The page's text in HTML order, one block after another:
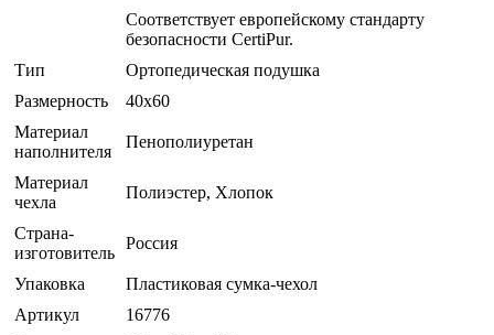
Соответствует европейскому стандарту
безопасности CertiPur.
Тип
Ортопедическая подушка
Размерность
40x60
Материал
наполнителя
Пенополиуретан
Материал
чехла
Полиэстер, Хлопок
Страна-
изготовитель
Россия
Упаковка
Пластиковая сумка-чехол
Артикул
16776